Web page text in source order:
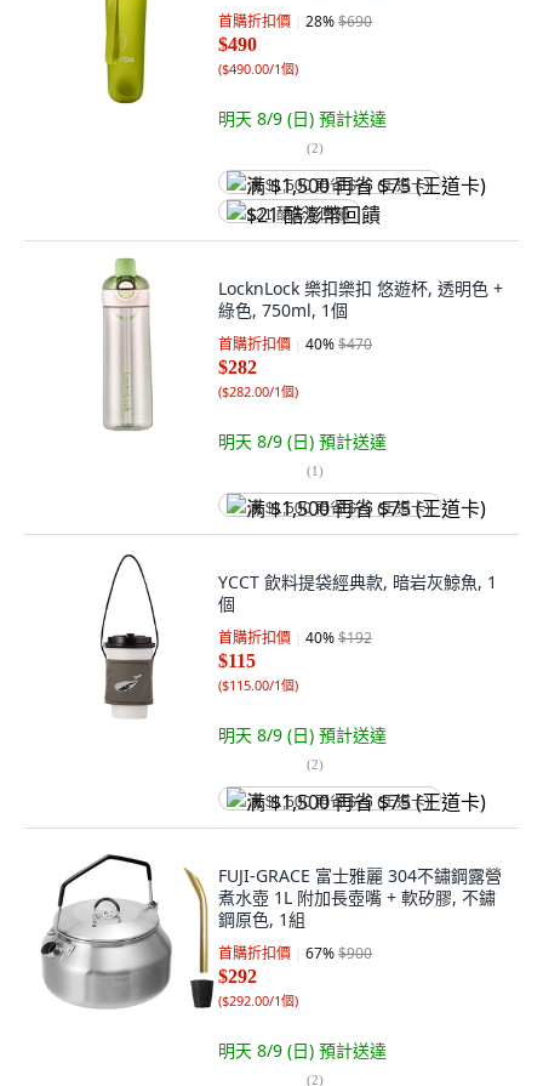
首購折扣價 28%$690
$490
($490.00/1個)
明天 8/9 (日) 預計送達
(2)
满 $1,500 再省 $75 (王道卡)
$21 酷澎幣回饋
LocknLock 樂扣樂扣 悠遊杯, 透明色 +
綠色, 750ml, 1個
首購折扣價 40%$470
$282
($282.00/1個)
明天 8/9 (日) 預計送達
(1)
满 $1,500 再省 $75 (王道卡)
YCCT 飲料提袋經典款, 暗岩灰鯨魚, 1
個
首購折扣價 40%$192
$115
($115.00/1個)
明天 8/9 (日) 預計送達
(2)
满 $1,500 再省 $75 (王道卡)
FUJI-GRACE 富士雅麗 304不鏽鋼露營
煮水壺 1L 附加長壺嘴 + 軟矽膠, 不鏽
鋼原色, 1組
首購折扣價 67%$900
$292
($292.00/1個)
明天 8/9 (日) 預計送達
(2)